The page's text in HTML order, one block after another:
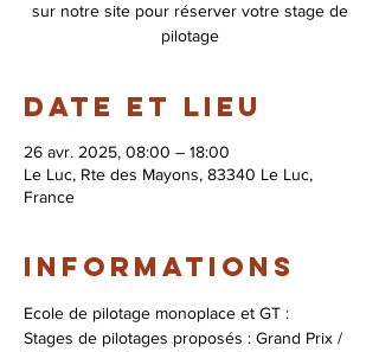
sur notre site pour réserver votre stage de
pilotage
Date et lieu
26 avr. 2025, 08:00 – 18:00
Le Luc, Rte des Mayons, 83340 Le Luc,
France
Informations
Ecole de pilotage monoplace et GT :
Stages de pilotages proposés : Grand Prix /